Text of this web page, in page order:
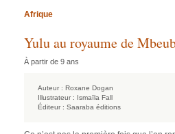
Afrique
Yulu au royaume de
À partir de 9 ans
Auteur : Roxane Dogan
Illustrateur : Ismaïla Fall
Éditeur : Saaraba éditions